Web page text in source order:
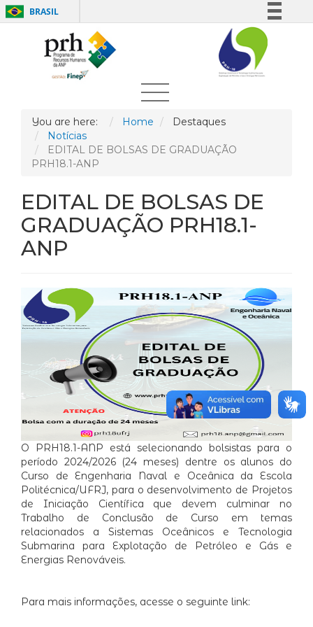
BRASIL
Simplifique!
Comunica BR
Participe
Legislação
You are here: Home
Destaques
Notícias
EDITAL DE BOLSAS DE GRADUAÇÃO
PRH18.1-ANP
EDITAL DE BOLSAS DE
GRADUAÇÃO PRH18.1-
ANP
O PRH18.1-ANP está selecionando bolsistas para o
período 2024/2026 (24 meses) dentre os alunos do
Curso de Engenharia Naval e Oceânica da Escola
Politécnica/UFRJ, para o desenvolvimento de Projetos
de Iniciação Científica que devem culminar no
Trabalho de Conclusão de Curso em temas
relacionados a Sistemas Oceânicos e Tecnologia
Submarina para Explotação de Petróleo e Gás e
Energias Renováveis.
Para mais informações, acesse o seguinte link: